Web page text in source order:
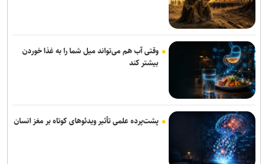
وقتی آب هم می‌تواند میل شما را به غذا خوردن
بیشتر کند
پشت‌پرده علمی تأثیر ویدئو‌های کوتاه بر مغز انسان